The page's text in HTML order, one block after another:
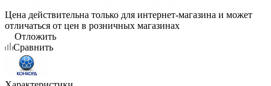
Цена действительна только для интернет-магазина и может
отличаться от цен в розничных магазинах
Отложить
Сравнить